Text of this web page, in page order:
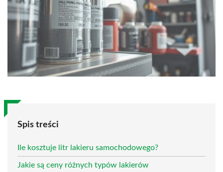
Spis treści
Ile kosztuje litr lakieru samochodowego?
Jakie są ceny różnych typów lakierów